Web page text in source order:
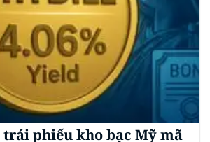
phiếu kho bạc Mỹ mã